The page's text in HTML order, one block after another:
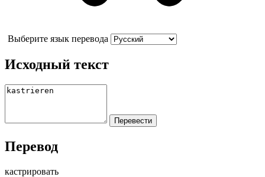
Выберите язык перевода
Исходный текст
Перевод
кастрировать